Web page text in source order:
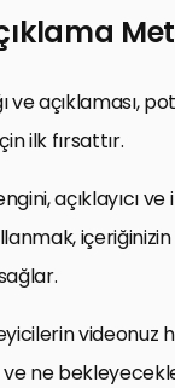
ve açıklaması,
ilk fırsattır.
açıklayıcı ve
videonuz
ne